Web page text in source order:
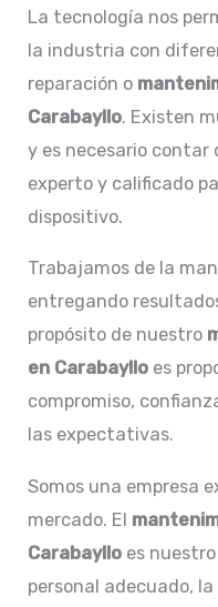
La tecnología nos
la industria con
reparación o
Carabayllo. Existen
y es necesario contar
experto y calificado
dispositivo.
Trabajamos de la
entregando
propósito de nuestro
en Carabayllo es
compromiso,
las expectativas.
Somos una empresa
mercado. El
Carabayllo es
personal adecuado,